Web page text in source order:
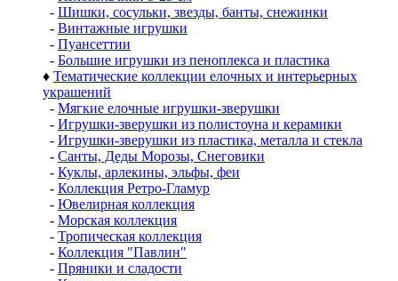
- Шишки, сосульки, звезды, банты, снежинки
- Винтажные игрушки
- Пуансеттии
- Большие игрушки из пеноплекса и пластика
♦ Тематические коллекции елочных и интерьерных
украшений
- Мягкие елочные игрушки-зверушки
- Игрушки-зверушки из полистоуна и керамики
- Игрушки-зверушки из пластика, металла и стекла
- Санты, Деды Морозы, Снеговики
- Куклы, арлекины, эльфы, феи
- Коллекция Ретро-Гламур
- Ювелирная коллекция
- Морская коллекция
- Тропическая коллекция
- Коллекция "Павлин"
- Пряники и сладости